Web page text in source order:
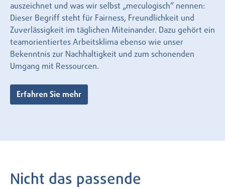
auszeichnet und was wir selbst „meculogisch“ nennen:
Dieser Begriff steht für Fairness, Freundlichkeit und
Zuverlässigkeit im täglichen Miteinander. Dazu gehört ein
teamorientiertes Arbeitsklima ebenso wie unser
Bekenntnis zur Nachhaltigkeit und zum schonenden
Umgang mit Ressourcen.
Erfahren Sie mehr
Nicht das passende